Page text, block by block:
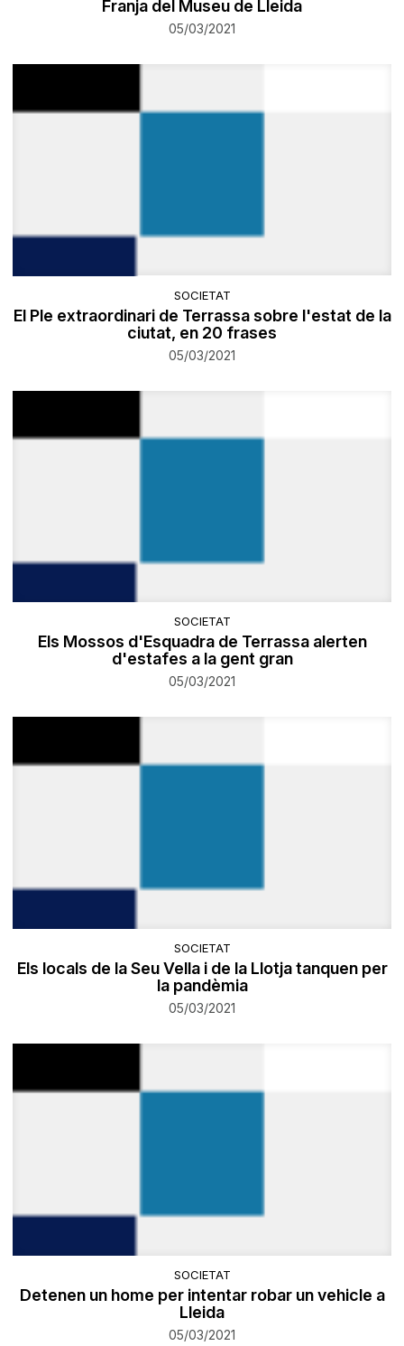
Franja del Museu de Lleida
05/03/2021
SOCIETAT
El Ple extraordinari de Terrassa sobre l'estat de la
ciutat, en 20 frases
05/03/2021
SOCIETAT
Els Mossos d'Esquadra de Terrassa alerten
d'estafes a la gent gran
05/03/2021
SOCIETAT
Els locals de la Seu Vella i de la Llotja tanquen per
la pandèmia
05/03/2021
SOCIETAT
Detenen un home per intentar robar un vehicle a
Lleida
05/03/2021